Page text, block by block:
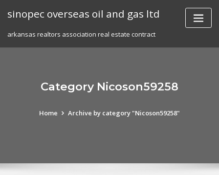
sinopec overseas oil and gas ltd
arkansas realtors association real estate contract
Category Nicoson59258
Home Archive by category "Nicoson59258"